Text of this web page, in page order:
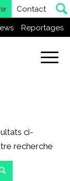
Contact
Reportages
ci-
recherche